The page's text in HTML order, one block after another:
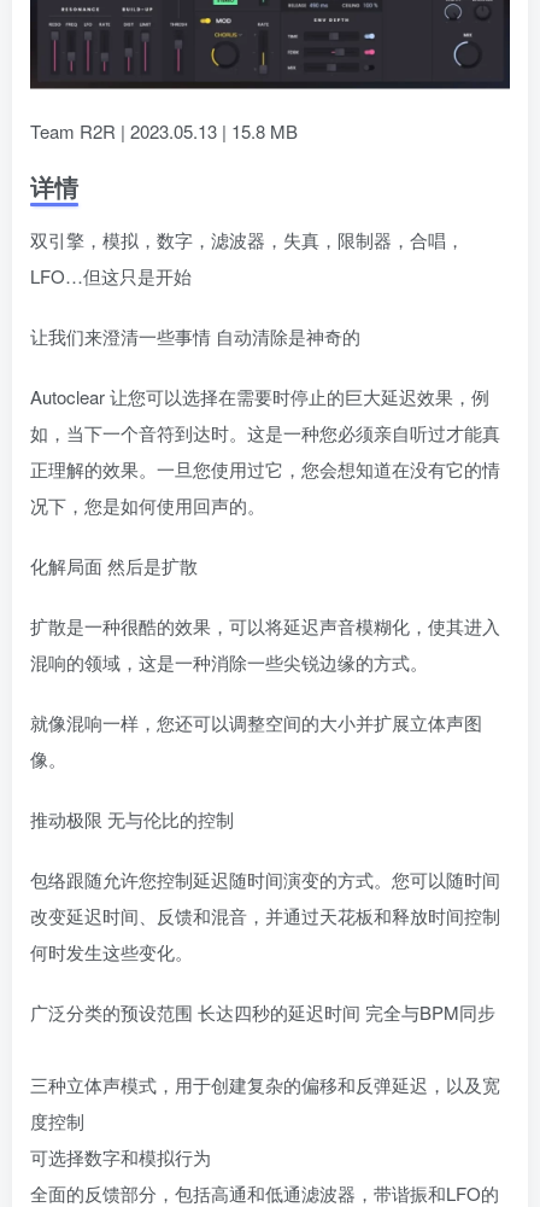
Team R2R | 2023.05.13 | 15.8 MB
详情
双引擎，模拟，数字，滤波器，失真，限制器，合唱，
LFO…但这只是开始
让我们来澄清一些事情 自动清除是神奇的
Autoclear 让您可以选择在需要时停止的巨大延迟效果，例
如，当下一个音符到达时。这是一种您必须亲自听过才能真
正理解的效果。一旦您使用过它，您会想知道在没有它的情
况下，您是如何使用回声的。
化解局面 然后是扩散
扩散是一种很酷的效果，可以将延迟声音模糊化，使其进入
混响的领域，这是一种消除一些尖锐边缘的方式。
就像混响一样，您还可以调整空间的大小并扩展立体声图
像。
推动极限 无与伦比的控制
包络跟随允许您控制延迟随时间演变的方式。您可以随时间
改变延迟时间、反馈和混音，并通过天花板和释放时间控制
何时发生这些变化。
广泛分类的预设范围 长达四秒的延迟时间 完全与BPM同步
三种立体声模式，用于创建复杂的偏移和反弹延迟，以及宽
度控制
可选择数字和模拟行为
全面的反馈部分，包括高通和低通滤波器，带谐振和LFO的